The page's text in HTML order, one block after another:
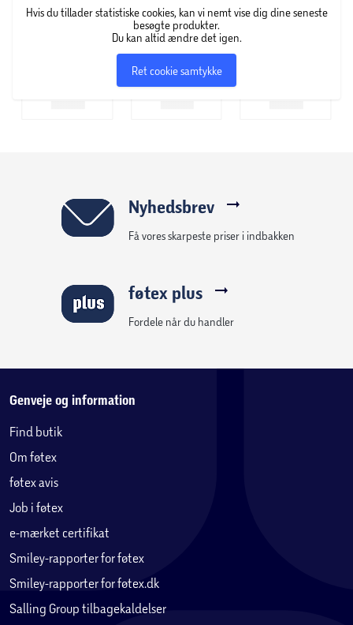
Hvis du tillader statistiske cookies, kan vi nemt vise dig dine seneste
besøgte produkter.
Du kan altid ændre det igen.
Ret cookie samtykke
Nyhedsbrev
Få vores skarpeste priser i indbakken
føtex plus
Fordele når du handler
Genveje og information
Find butik
Om føtex
føtex avis
Job i føtex
e-mærket certifikat
Smiley-rapporter for føtex
Smiley-rapporter for føtex.dk
Salling Group tilbagekaldelser